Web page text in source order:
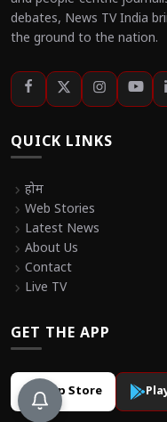
debates, News TV India
the ground to the nation.
QUICK LINKS
chevron_right होम
chevron_right Web Stories
chevron_right Latest News
chevron_right About Us
chevron_right Contact
chevron_right Live TV
GET THE APP
App Store